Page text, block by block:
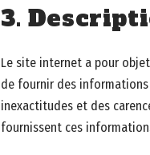
3.
Le site internet a pour
de fournir des informations
inexactitudes et des
fournissent ces